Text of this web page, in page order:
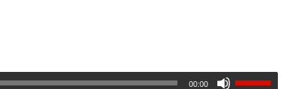
00:00